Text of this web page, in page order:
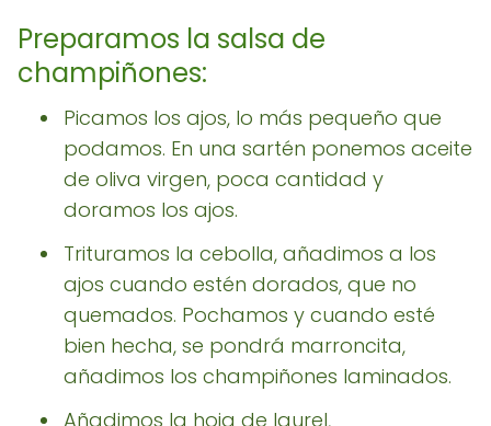
Preparamos la salsa de
champiñones:
Picamos los ajos, lo más pequeño que
podamos. En una sartén ponemos aceite
de oliva virgen, poca cantidad y
doramos los ajos.
Trituramos la cebolla, añadimos a los
ajos cuando estén dorados, que no
quemados. Pochamos y cuando esté
bien hecha, se pondrá marroncita,
añadimos los champiñones laminados.
Añadimos la hoja de laurel,